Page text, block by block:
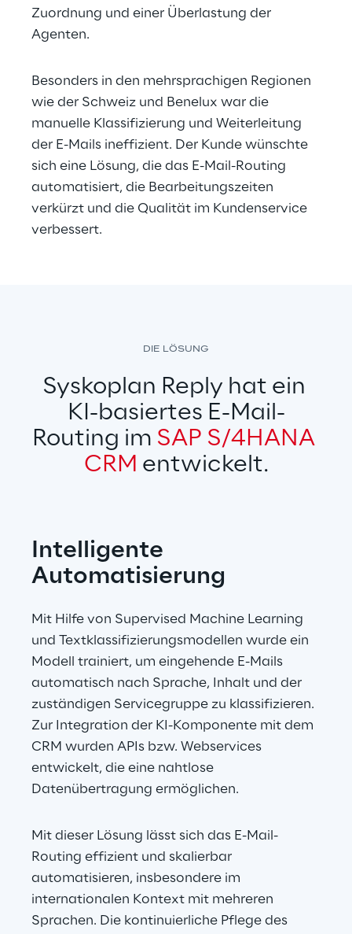
Zuordnung und einer Überlastung der
Agenten.
Besonders in den mehrsprachigen Regionen
wie der Schweiz und Benelux war die
manuelle Klassifizierung und Weiterleitung
der E-Mails ineffizient. Der Kunde wünschte
sich eine Lösung, die das E-Mail-Routing
automatisiert, die Bearbeitungszeiten
verkürzt und die Qualität im Kundenservice
verbessert.
DIE LÖSUNG
Syskoplan Reply hat ein
KI-basiertes E-Mail-
Routing im SAP S/4HANA
CRM entwickelt.
Intelligente
Automatisierung
Mit Hilfe von Supervised Machine Learning
und Textklassifizierungsmodellen wurde ein
Modell trainiert, um eingehende E-Mails
automatisch nach Sprache, Inhalt und der
zuständigen Servicegruppe zu klassifizieren.
Zur Integration der KI-Komponente mit dem
CRM wurden APIs bzw. Webservices
entwickelt, die eine nahtlose
Datenübertragung ermöglichen.
Mit dieser Lösung lässt sich das E-Mail-
Routing effizient und skalierbar
automatisieren, insbesondere im
internationalen Kontext mit mehreren
Sprachen. Die kontinuierliche Pflege des